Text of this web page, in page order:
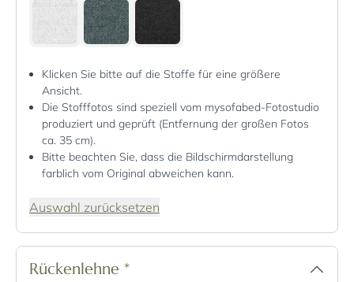
Klicken Sie bitte auf die Stoffe für eine größere
Ansicht.
Die Stofffotos sind speziell vom mysofabed-Fotostudio
produziert und geprüft (Entfernung der großen Fotos
ca. 35 cm).
Bitte beachten Sie, dass die Bildschirmdarstellung
farblich vom Original abweichen kann.
Auswahl zurücksetzen
Rückenlehne *